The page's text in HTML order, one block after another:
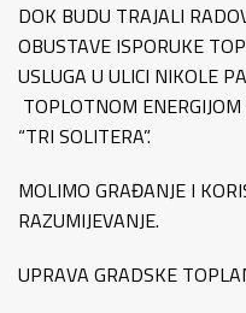
DOK BUDU TRAJALI
OBUSTAVE ISPORUKE
USLUGA U ULICI NIKOLE
TOPLOTNOM
“TRI SOLITERA”.
MOLIMO GRAĐANJE I
RAZUMIJEVANJE.
UPRAVA GRADSKE